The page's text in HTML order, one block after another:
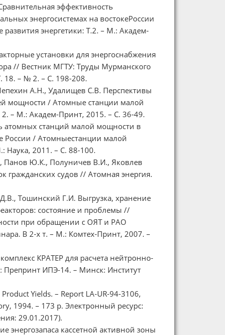
эффективность
энергосистемах на востокеРоссии
энергетики: Т.2. – М.: Академ-
установки для энергоснабжения
// Вестник МГТУ: Труды Мурманского
18. – № 2. – С. 198-208.
А.Н., Удалищев С.В. Перспективы
мощности / Атомные станции малой
– М.: Академ-Принт, 2015. – С. 36-49.
атомных станций малой мощности в
России / Атомныестанции малой
Наука, 2011. – С. 88-100.
Панов Ю.К., Полуничев В.И., Яковлев
гражданских судов // Атомная энергия.
Тошинский Г.И. Выгрузка, хранение
состояние и проблемы //
при обращении с ОЯТ и РАО
В 2-х т. – М.: Комтех-Принт, 2007. –
КРАТЕР для расчета нейтронно-
Препринт ИПЭ-14. – Минск: Институт
Yields. – Report LA-UR-94-3106,
1994. – 173 р. Электронный ресурс:
29.01.2017).
кассетной активной зоны